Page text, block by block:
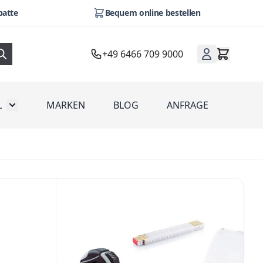
Bequem online bestellen
+49 6466 709 9000
Toggle submenu for Werbeartikel
MARKEN BLOG ANFRAGE